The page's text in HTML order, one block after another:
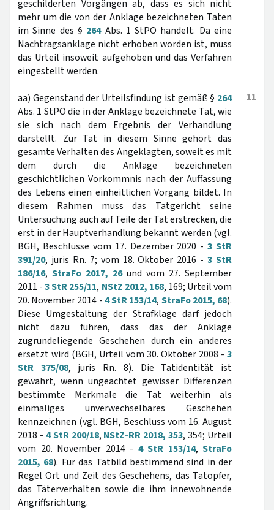
geschilderten Vorgängen ab, dass es sich nicht
mehr um die von der Anklage bezeichneten Taten
im Sinne des § 264Abs. 1 StPO handelt. Da eine
Nachtragsanklage nicht erhoben worden ist, muss
das Urteil insoweit aufgehoben und das Verfahren
eingestellt werden.
11
aa) Gegenstand der Urteilsfindung ist gemäß § 264
Abs. 1 StPO die in der Anklage bezeichnete Tat, wie
sie sich nach dem Ergebnis der Verhandlung
darstellt. Zur Tat in diesem Sinne gehört das
gesamte Verhalten des Angeklagten, soweit es mit
dem durch die Anklage bezeichneten
geschichtlichen Vorkommnis nach der Auffassung
des Lebens einen einheitlichen Vorgang bildet. In
diesem Rahmen muss das Tatgericht seine
Untersuchung auch auf Teile der Tat erstrecken, die
erst in der Hauptverhandlung bekannt werden (vgl.
BGH, Beschlüsse vom 17. Dezember 2020 -3 StR
391/20, juris Rn. 7; vom 18. Oktober 2016 -3 StR
186/16, StraFo 2017, 26und vom 27. September
2011 -3 StR 255/11, NStZ 2012, 168, 169; Urteil vom
20. November 2014 -4 StR 153/14, StraFo 2015, 68).
Diese Umgestaltung der Strafklage darf jedoch
nicht dazu führen, dass das der Anklage
zugrundeliegende Geschehen durch ein anderes
ersetzt wird (BGH, Urteil vom 30. Oktober 2008 - 3
StR 375/08, juris Rn. 8). Die Tatidentität ist
gewahrt, wenn ungeachtet gewisser Differenzen
bestimmte Merkmale die Tat weiterhin als
einmaliges unverwechselbares Geschehen
kennzeichnen (vgl. BGH, Beschluss vom 16. August
2018 - 4 StR 200/18, NStZ-RR 2018, 353, 354; Urteil
vom 20. November 2014 - 4 StR 153/14, StraFo
2015, 68). Für das Tatbild bestimmend sind in der
Regel Ort und Zeit des Geschehens, das Tatopfer,
das Täterverhalten sowie die ihm innewohnende
Angriffsrichtung.